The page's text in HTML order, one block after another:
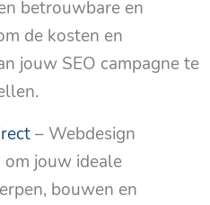
betrouwbare en
de kosten en
jouw SEO campagne te
– Webdesign
om jouw ideale
bouwen en